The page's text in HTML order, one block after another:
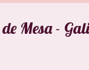
de Mesa -